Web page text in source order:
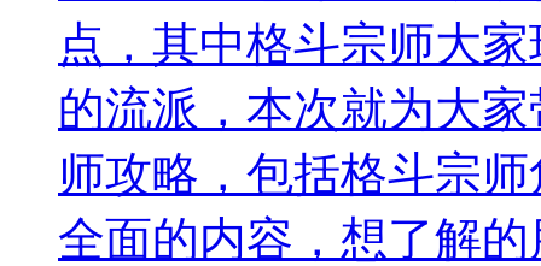
点，其中格斗宗师大
的流派，本次就为大
师攻略，包括格斗宗
全面的内容，想了解